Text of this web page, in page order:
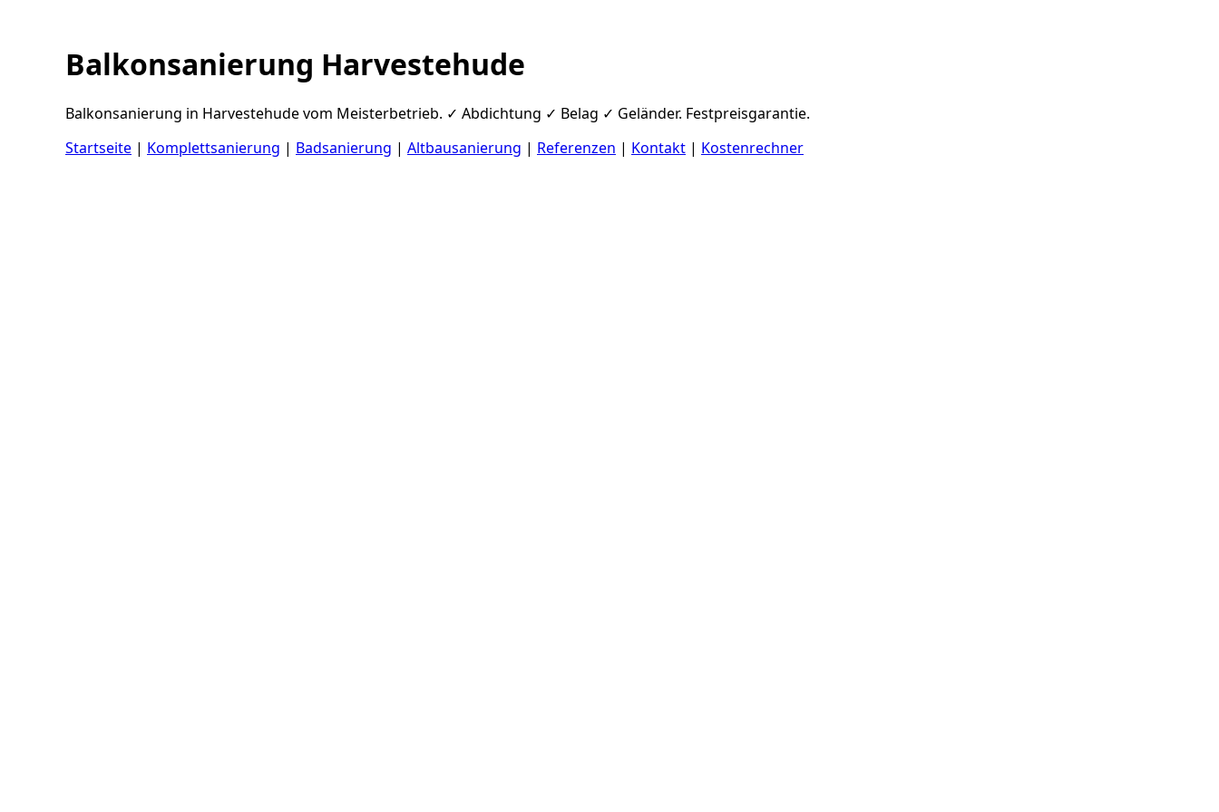
Balkonsanierung Harvestehude
Balkonsanierung in Harvestehude vom Meisterbetrieb. ✓ Abdichtung ✓ Belag ✓ Geländer. Festpreisgarantie.
Startseite | Komplettsanierung | Badsanierung | Altbausanierung | Referenzen | Kontakt | Kostenrechner